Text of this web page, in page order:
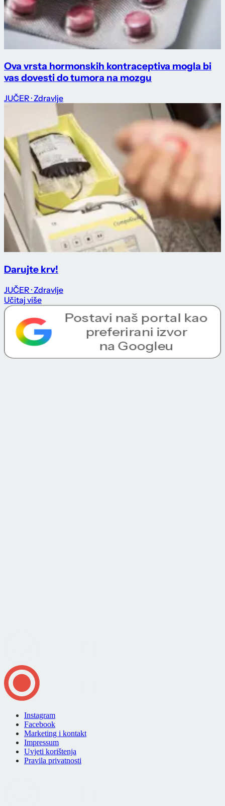
Ova vrsta hormonskih kontraceptiva mogla bi
vas dovesti do tumora na mozgu
JUČER · Zdravlje
Darujte krv!
JUČER · Zdravlje
Učitaj više
Instagram
Facebook
Marketing i kontakt
Impressum
Uvjeti korištenja
Pravila privatnosti